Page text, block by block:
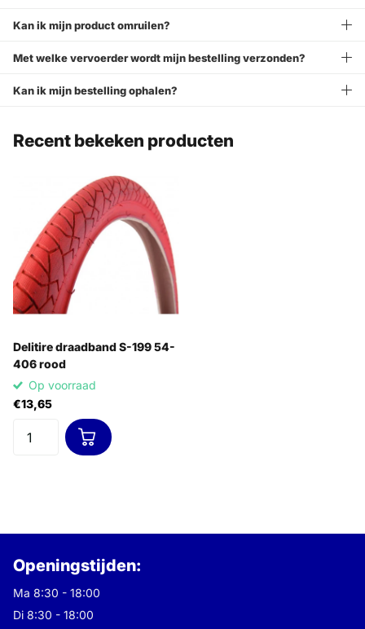
Kan ik mijn product omruilen?
Met welke vervoerder wordt mijn bestelling verzonden?
Kan ik mijn bestelling ophalen?
Recent bekeken producten
Delitire draadband S-199 54-
406 rood
Op voorraad
€13,65
Openingstijden:
Ma 8:30 - 18:00
Di 8:30 - 18:00